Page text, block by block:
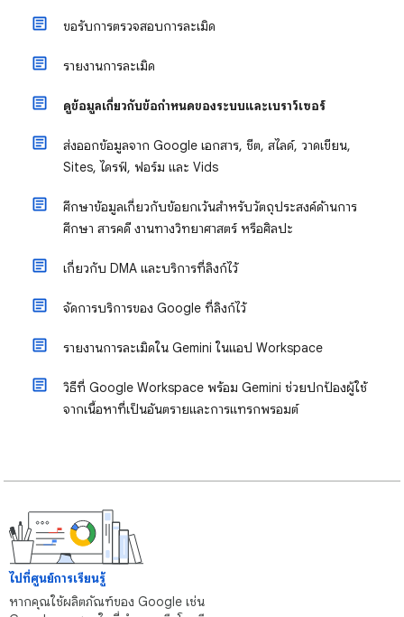
ขอรับการตรวจสอบการละเมิด
รายงานการละเมิด
ดูข้อมูลเกี่ยวกับข้อกำหนดของระบบและเบราว์เซอร์
ส่งออกข้อมูลจาก Google เอกสาร, ชีต, สไลด์, วาดเขียน,
Sites, ไดรฟ์, ฟอร์ม และ Vids
ศึกษาข้อมูลเกี่ยวกับข้อยกเว้นสำหรับวัตถุประสงค์ด้านการ
ศึกษา สารคดี งานทางวิทยาศาสตร์ หรือศิลปะ
เกี่ยวกับ DMA และบริการที่ลิงก์ไว้
จัดการบริการของ Google ที่ลิงก์ไว้
รายงานการละเมิดใน Gemini ในแอป Workspace
วิธีที่ Google Workspace พร้อม Gemini ช่วยปกป้องผู้ใช้
จากเนื้อหาที่เป็นอันตรายและการแทรกพรอมต์
ไปที่ศูนย์การเรียนรู้
หากคุณใช้ผลิตภัณฑ์ของ Google เช่น